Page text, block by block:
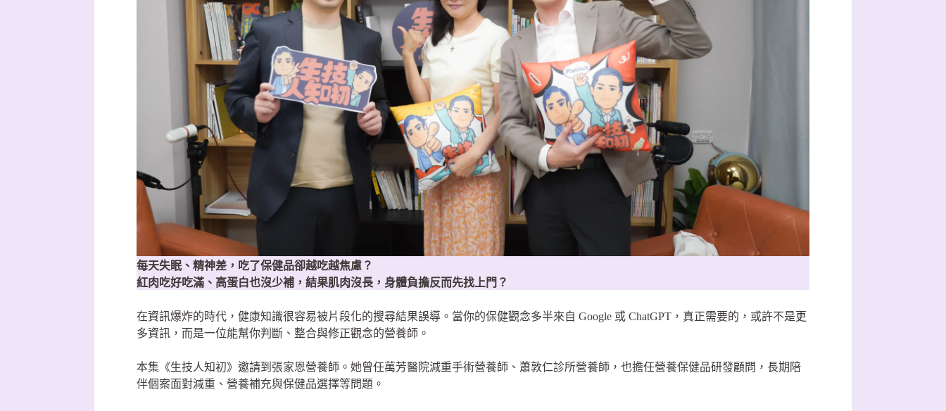
每天失眠、精神差，吃了保健品卻越吃越焦慮？
紅肉吃好吃滿、高蛋白也沒少補，結果肌肉沒長，身體負擔反而先找上門？
在資訊爆炸的時代，健康知識很容易被片段化的搜尋結果誤導。當你的保健觀念多半來自 Google 或 ChatGPT，真正需要的，或許不是更
多資訊，而是一位能幫你判斷、整合與修正觀念的營養師。
本集《生技人知初》邀請到張家恩營養師。她曾任萬芳醫院減重手術營養師、蕭敦仁診所營養師，也擔任營養保健品研發顧問，長期陪
伴個案面對減重、營養補充與保健品選擇等問題。